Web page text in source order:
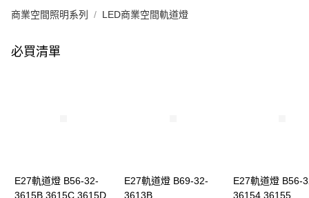
商業空間照明系列 LED商業空間軌道燈
必買清單
E27軌道燈 B56-32-
3615B 3615C 3615D
E27軌道燈 B69-32-
3613B
E27軌道燈 B56-
36154 36155